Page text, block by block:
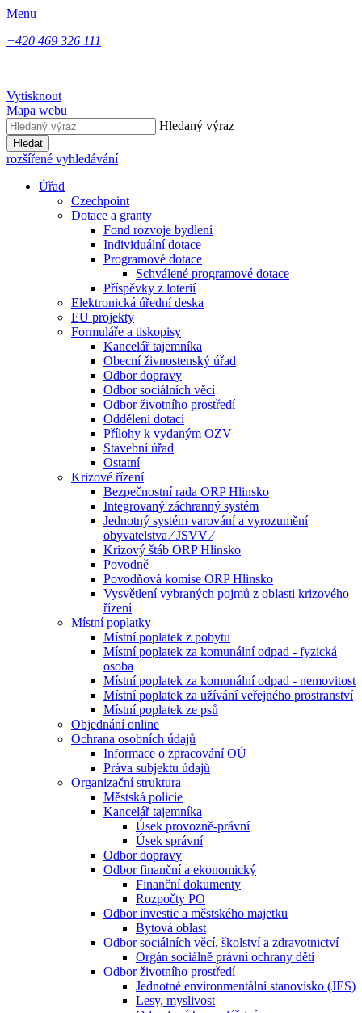
Menu
+420 469 326 111
Vytisknout
Mapa webu
Hledaný výraz
Hledat
rozšířené vyhledávání
Úřad
Czechpoint
Dotace a granty
Fond rozvoje bydlení
Individuální dotace
Programové dotace
Schválené programové dotace
Příspěvky z loterií
Elektronická úřední deska
EU projekty
Formuláře a tiskopisy
Kancelář tajemníka
Obecní živnostenský úřad
Odbor dopravy
Odbor sociálních věcí
Odbor životního prostředí
Oddělení dotací
Přílohy k vydaným OZV
Stavební úřad
Ostatní
Krizové řízení
Bezpečnostní rada ORP Hlinsko
Integrovaný záchranný systém
Jednotný systém varování a vyrozumění
obyvatelstva ⁄ JSVV ⁄
Krizový štáb ORP Hlinsko
Povodně
Povodňová komise ORP Hlinsko
Vysvětlení vybraných pojmů z oblasti krizového
řízení
Místní poplatky
Místní poplatek z pobytu
Místní poplatek za komunální odpad - fyzická
osoba
Místní poplatek za komunální odpad - nemovitost
Místní poplatek za užívání veřejného prostranství
Místní poplatek ze psů
Objednání online
Ochrana osobních údajů
Informace o zpracování OÚ
Práva subjektu údajů
Organizační struktura
Městská policie
Kancelář tajemníka
Úsek provozně-právní
Úsek správní
Odbor dopravy
Odbor finanční a ekonomický
Finanční dokumenty
Rozpočty PO
Odbor investic a městského majetku
Bytová oblast
Odbor sociálních věcí, školství a zdravotnictví
Orgán sociálně právní ochrany dětí
Odbor životního prostředí
Jednotné environmentální stanovisko (JES)
Lesy, myslivost